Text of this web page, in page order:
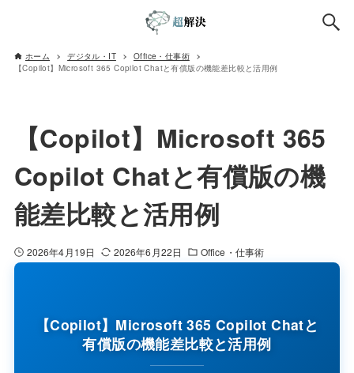
ホーム デジタル・IT
Office・仕事術
【Copilot】Microsoft 365 Copilot Chatと有償版の機能差比較と活用例
【Copilot】Microsoft 365
Copilot Chatと有償版の機
能差比較と活用例
2026年4月19日 2026年6月22日 Office・仕事術
【Copilot】Microsoft 365 Copilot Chatと
有償版の機能差比較と活用例